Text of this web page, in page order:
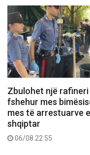
Zbulohet një rafineri
fshehur mes
mes të arrestuarve
shqiptar
06/08 22:55